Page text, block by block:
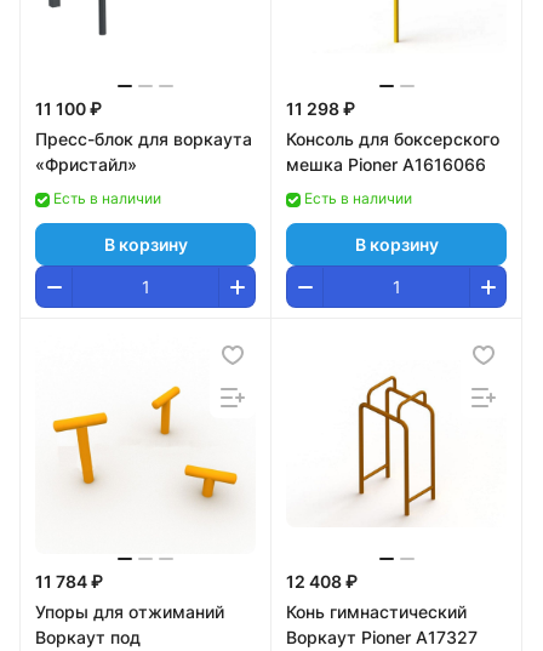
11 100 ₽
Пресс-блок для воркаута
«Фристайл»
Есть в наличии
В корзину
11 298 ₽
Консоль для боксерского
мешка Pioner A1616066
Есть в наличии
В корзину
11 784 ₽
Упоры для отжиманий
Воркаут под
12 408 ₽
Конь гимнастический
Воркаут Pioner A17327